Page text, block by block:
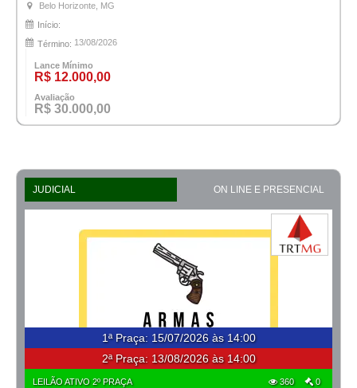
Belo Horizonte, MG
Início:
Término: 13/08/2026
Lance Mínimo
R$ 12.000,00
Avaliação
R$ 30.000,00
JUDICIAL ON LINE E PRESENCIAL
1ª Praça: 15/07/2026 às 14:00
2ª Praça: 13/08/2026 às 14:00
LEILÃO ATIVO 2º PRAÇA 360 0